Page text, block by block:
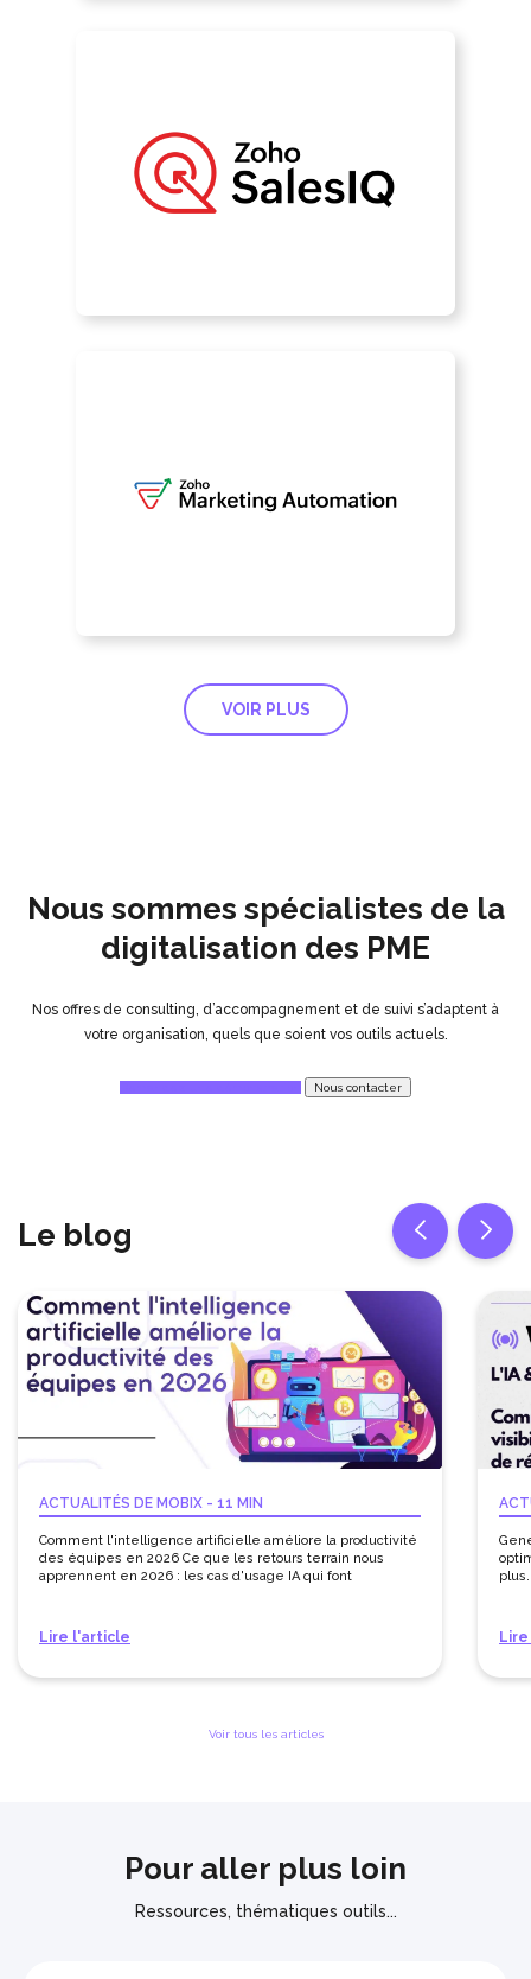
VOIR PLUS
Nous sommes spécialistes de la
digitalisation des PME
Nos offres de consulting, d’accompagnement et de suivi s’adaptent à
votre organisation, quels que soient vos outils actuels.
Nous contacter
Le blog
ACTUALITÉS DE MOBIX - 11 MIN
Comment l'intelligence artificielle améliore la productivité
des équipes en 2026 Ce que les retours terrain nous
apprennent en 2026 : les cas d'usage IA qui font
Lire l'article
Voir tous les articles
Pour aller plus loin
Ressources, thématiques outils...